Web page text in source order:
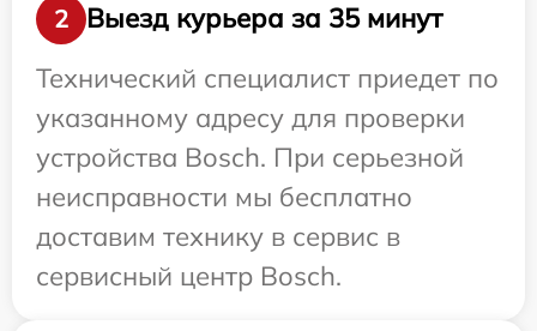
2
Выезд курьера за 35 минут
Технический специалист приедет по
указанному адресу для проверки
устройства Bosch. При серьезной
неисправности мы бесплатно
доставим технику в сервис в
сервисный центр Bosch.